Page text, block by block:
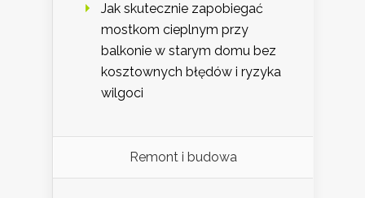
Jak skutecznie zapobiegać
mostkom cieplnym przy
balkonie w starym domu bez
kosztownych błędów i ryzyka
wilgoci
Remont i budowa